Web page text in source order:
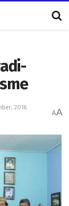
2016
AA